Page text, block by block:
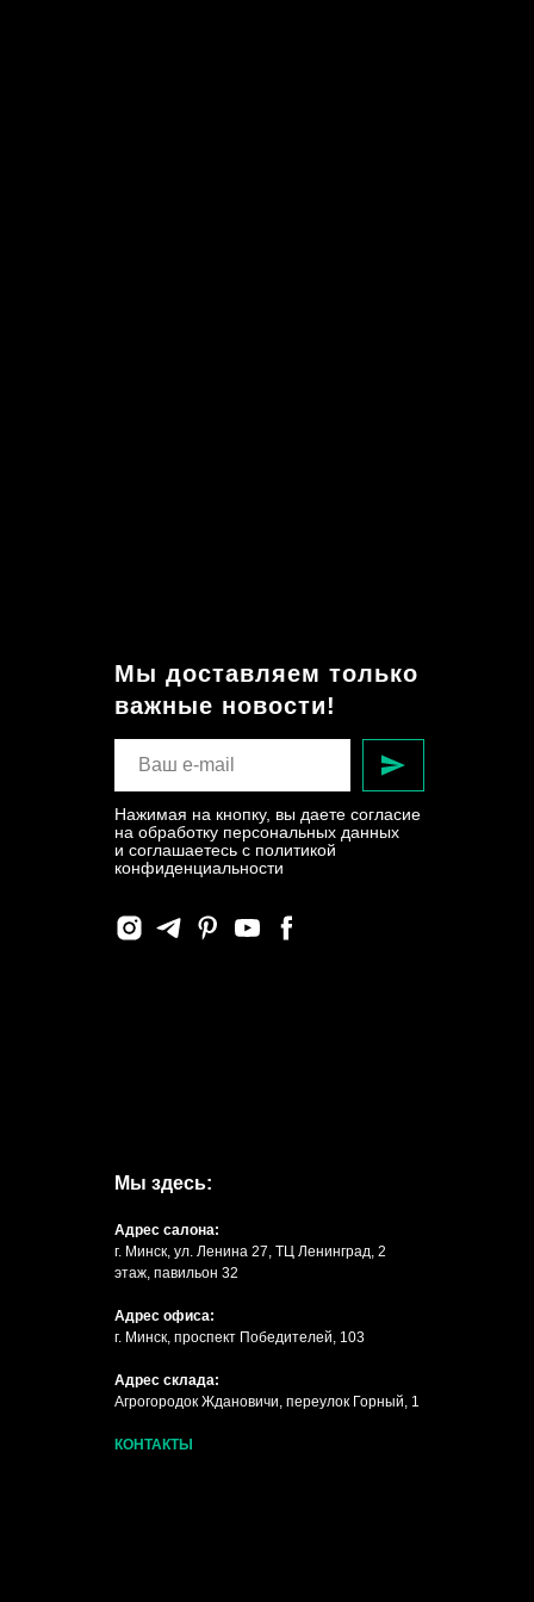
Мы доставляем только
важные новости!
Нажимая на кнопку, вы даете согласие
на обработку персональных данных
и соглашаетесь c политикой
конфиденциальности
Мы здесь:
Адрес салона:
г. Минск, ул. Ленина 27, ТЦ Ленинград, 2
этаж, павильон 32
Адрес офиса:
г. Минск, проспект Победителей, 103
Адрес склада:
Агрогородок Ждановичи, переулок Горный, 1
КОНТАКТЫ